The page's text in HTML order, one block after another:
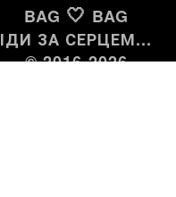
BAG 🤍 BAG
ІДИ ЗА СЕРЦЕМ...
© 2016-2026